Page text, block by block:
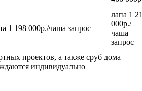
1 198 000р./чаша запрос
лапа 1
000р./
чаша
запрос
проектов, а также сруб дома
индивидуально